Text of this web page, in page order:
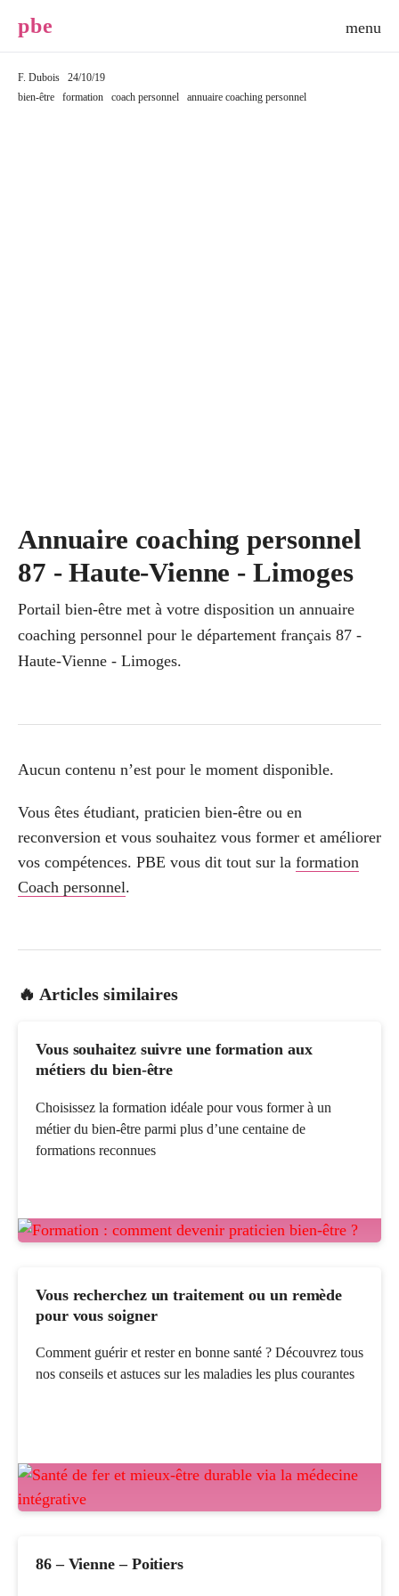
pbe
F. Dubois
24/10/19
bien-être
formation coach personnel annuaire coaching personnel
Annuaire coaching personnel
87 - Haute-Vienne - Limoges
Portail bien-être met à votre disposition un annuaire
coaching personnel pour le département français 87 -
Haute-Vienne - Limoges.
Aucun contenu n’est pour le moment disponible.
Vous êtes étudiant, praticien bien-être ou en
reconversion et vous souhaitez vous former et améliorer
vos compétences. PBE vous dit tout sur la formation
Coach personnel.
🔥 Articles similaires
Vous souhaitez suivre une formation aux
métiers du bien-être
Choisissez la formation idéale pour vous former à un
métier du bien-être parmi plus d’une centaine de
formations reconnues
Vous recherchez un traitement ou un remède
pour vous soigner
Comment guérir et rester en bonne santé ? Découvrez tous
nos conseils et astuces sur les maladies les plus courantes
86 – Vienne – Poitiers